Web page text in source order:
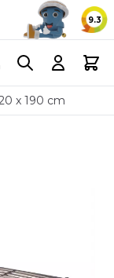
9.3
Search Cart
x 190 cm